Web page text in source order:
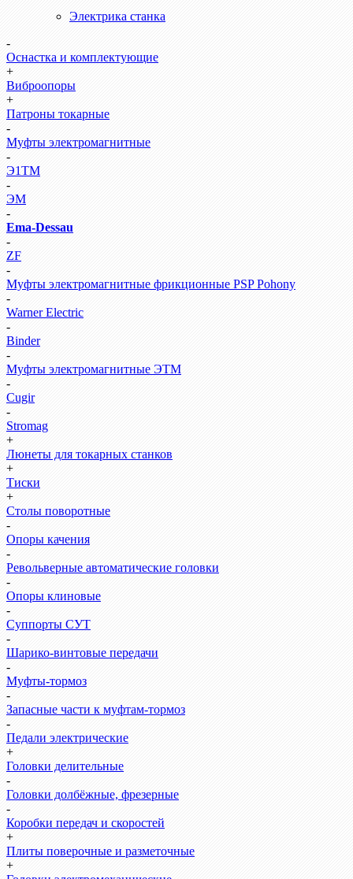
Электрика станка
-
Оснастка и комплектующие
+
Виброопоры
+
Патроны токарные
-
Муфты электромагнитные
-
Э1ТМ
-
ЭМ
-
Ema-Dessau
-
ZF
-
Муфты электромагнитные фрикционные PSP Pohony
-
Warner Electric
-
Binder
-
Муфты электромагнитные ЭТМ
-
Cugir
-
Stromag
+
Люнеты для токарных станков
+
Тиски
+
Столы поворотные
-
Опоры качения
-
Револьверные автоматические головки
-
Опоры клиновые
-
Суппорты СУТ
-
Шарико-винтовые передачи
-
Муфты-тормоз
-
Запасные части к муфтам-тормоз
-
Педали электрические
+
Головки делительные
-
Головки долбёжные, фрезерные
-
Коробки передач и скоростей
+
Плиты поверочные и разметочные
+